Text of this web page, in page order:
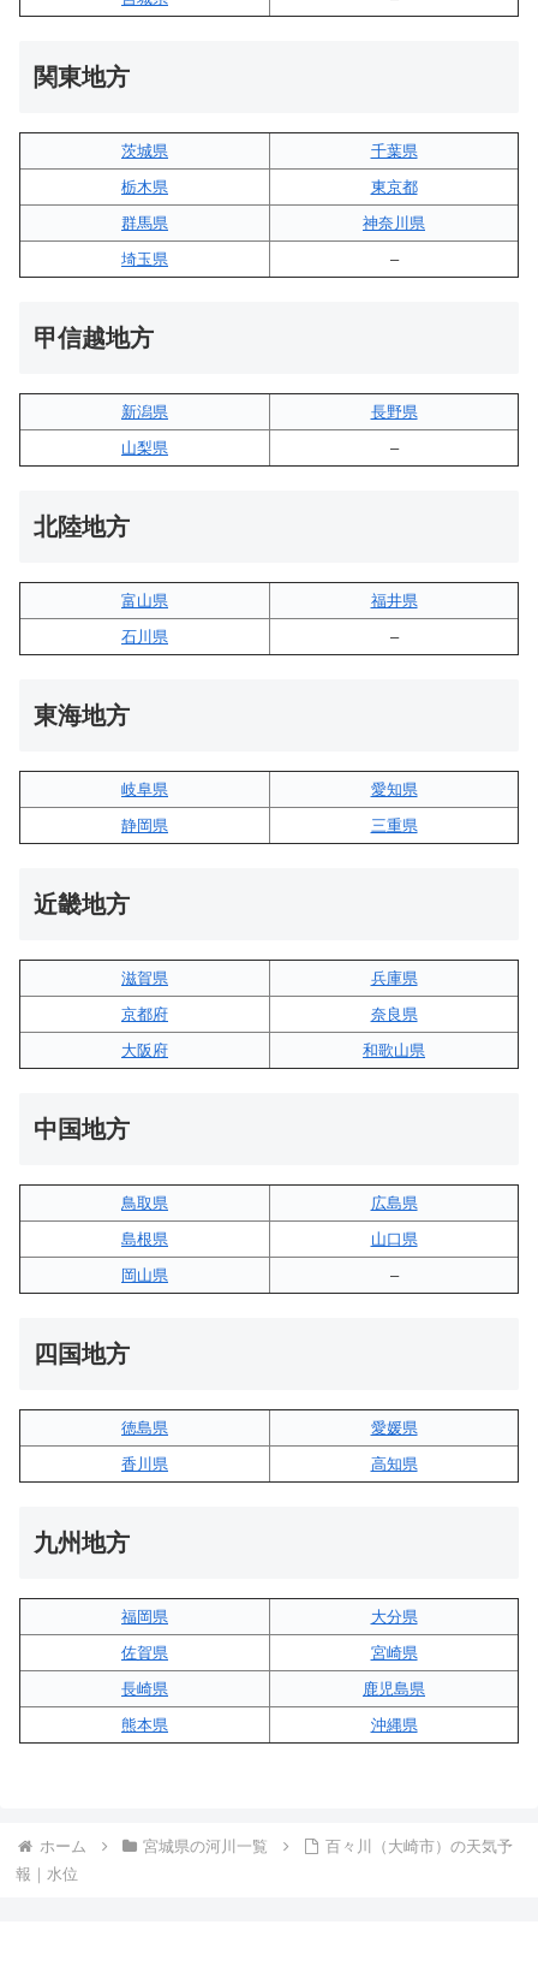
関東地方
茨城県
千葉県
栃木県
東京都
群馬県
神奈川県
埼玉県
–
甲信越地方
新潟県
長野県
山梨県
–
北陸地方
富山県
福井県
石川県
–
東海地方
岐阜県
愛知県
静岡県
三重県
近畿地方
滋賀県
兵庫県
京都府
奈良県
大阪府
和歌山県
中国地方
鳥取県
広島県
島根県
山口県
岡山県
–
四国地方
徳島県
愛媛県
香川県
高知県
九州地方
福岡県
大分県
佐賀県
宮崎県
長崎県
鹿児島県
熊本県
沖縄県
ホーム 宮城県の河川一覧
百々川（大崎市）の天気予
報｜水位